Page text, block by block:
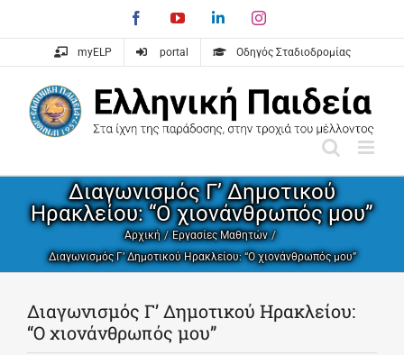
content
FacebookYouTubeLinkedInInstagram
myELP portal Οδηγός Σταδιοδρομίας
Διαγωνισμός Γ’ Δημοτικού
Ηρακλείου: “Ο χιονάνθρωπός μου”
Αρχική
Εργασίες Μαθητών
Διαγωνισμός Γ’ Δημοτικού Ηρακλείου: “Ο χιονάνθρωπός μου”
Διαγωνισμός Γ’ Δημοτικού Ηρακλείου:
“Ο χιονάνθρωπός μου”